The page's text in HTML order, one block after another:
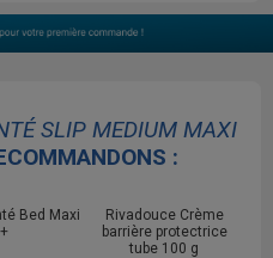
SLIP MEDIUM MAXI
:
Bed Maxi
+
Rivadouce Crème
barrière protectrice
tube 100 g